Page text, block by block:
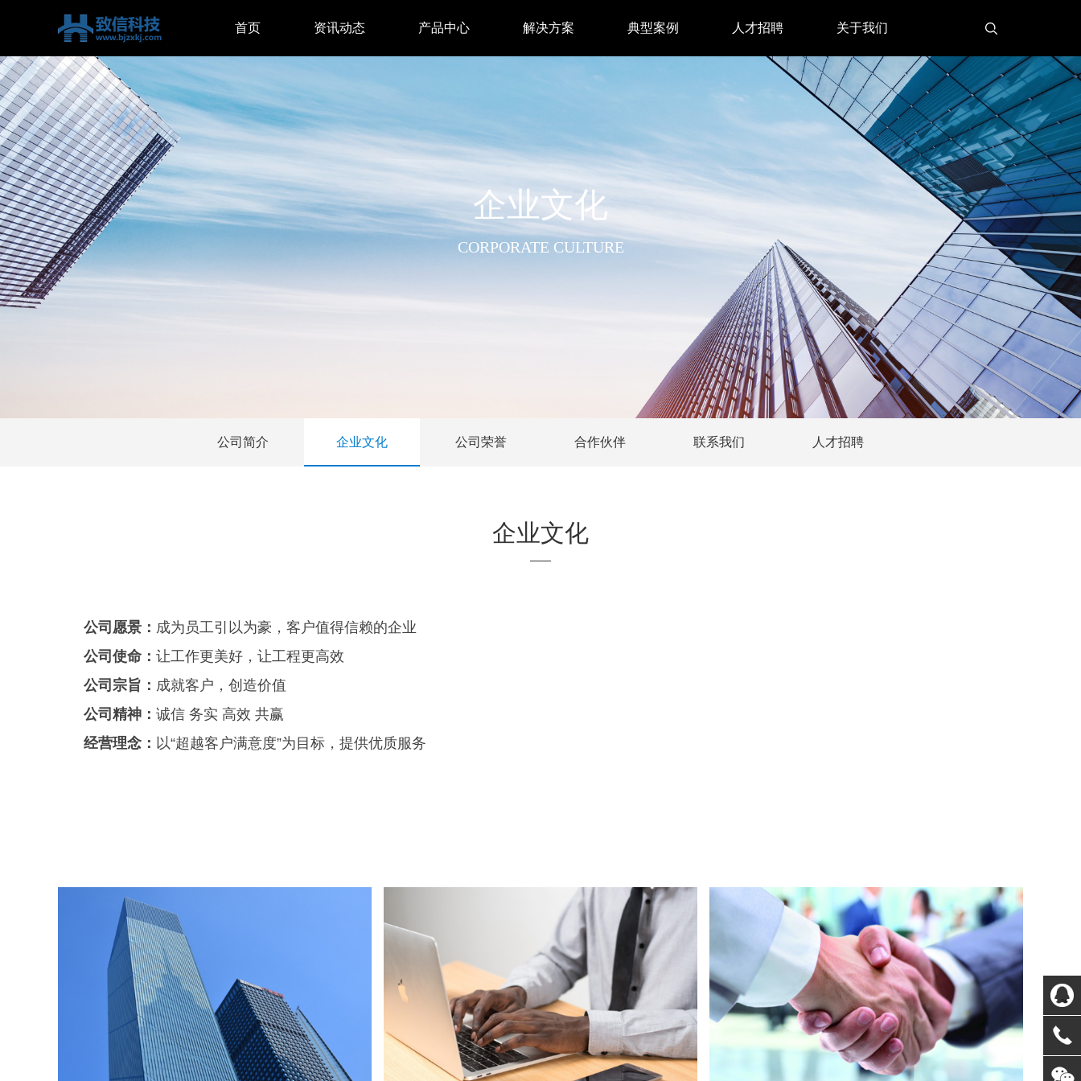
首页 资讯动态 产品中心 解决方案 典型案例 人才招聘 关于我们
企业文化
CORPORATE CULTURE
公司简介 企业文化 公司荣誉 合作伙伴 联系我们 人才招聘
企业文化
公司愿景： 成为员工引以为豪，客户值得信赖的企业
公司使命： 让工作更美好，让工程更高效
公司宗旨： 成就客户，创造价值
公司精神：诚信 务实 高效 共赢
经营理念： 以“超越客户满意度”为目标，提供优质服务